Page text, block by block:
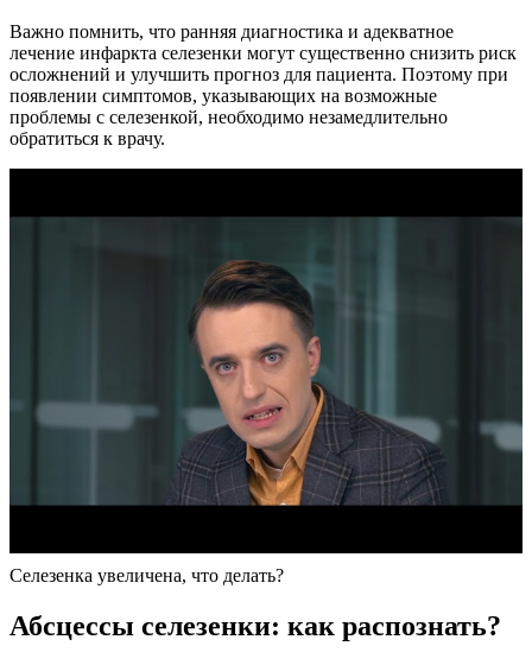
Важно помнить, что ранняя диагностика и адекватное
лечение инфаркта селезенки могут существенно снизить риск
осложнений и улучшить прогноз для пациента. Поэтому при
появлении симптомов, указывающих на возможные
проблемы с селезенкой, необходимо незамедлительно
обратиться к врачу.
Селезенка увеличена, что делать?
Абсцессы селезенки: как распознать?